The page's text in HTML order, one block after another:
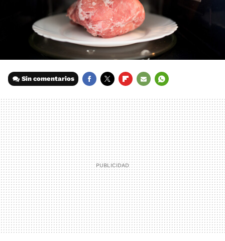
Sin comentarios
MAIL